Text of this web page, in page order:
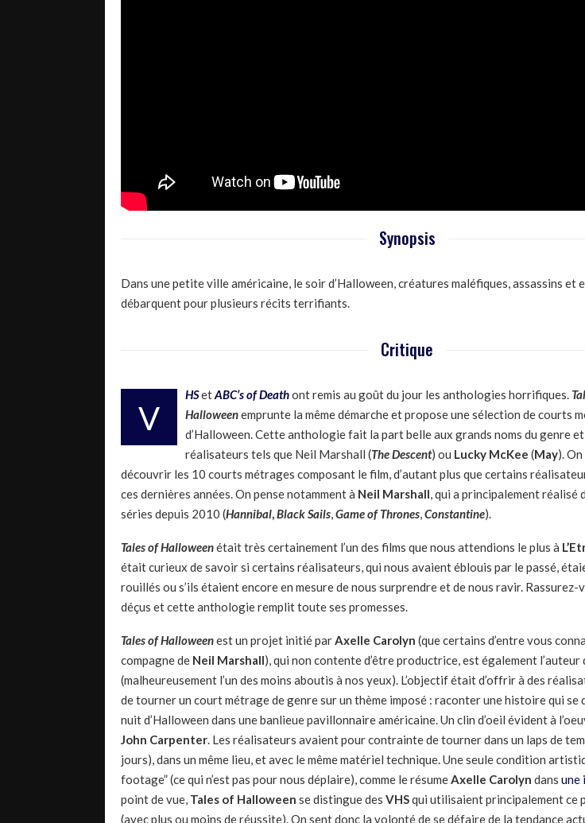
Synopsis
Dans une petite ville américaine, le soir d’Halloween, créatures maléfiques, assassins
débarquent pour plusieurs récits terrifiants.
Critique
V
HSetABC’s of Deathont remis au goût du jour les anthologies horrifiques.
Halloweenemprunte la même démarche et propose une sélection de courts
d’Halloween. Cette anthologie fait la part belle aux grands noms du genre
réalisateurs tels que Neil Marshall (The Descent) ou Lucky McKee (May).
découvrir les 10 courts métrages composant le film, d’autant plus que certains
ces dernières années. On pense notamment à Neil Marshall, qui a principalement réalisé
séries depuis 2010 (Hannibal,Black Sails,Game of Thrones,Constantine).
Tales of Halloweenétait très certainement l’un des films que nous attendions le plus à
était curieux de savoir si certains réalisateurs, qui nous avaient éblouis par le passé,
rouillés ou s’ils étaient encore en mesure de nous surprendre et de nous ravir. Rassurez-
déçus et cette anthologie remplit toute ses promesses.
Tales of Halloweenest un projet initié parAxelle Carolyn (que certains d’entre vous
compagne de Neil Marshall), qui non contente d’être productrice, est également l’auteur
(malheureusement l’un des moins aboutis à nos yeux). L’objectif était d’offrir à des
de tourner un court métrage de genre sur un thème imposé : raconter une histoire qui se
nuit d’Halloween dans une banlieue pavillonnaire américaine. Un clin d’oeil évident à
John Carpenter. Les réalisateurs avaient pour contrainte de tourner dans un laps de
jours), dans un même lieu, et avec le même matériel technique. Une seule condition
footage” (ce qui n’est pas pour nous déplaire), comme le résumeAxelle Carolyn dans une
point de vue, Tales of Halloween se distingue des VHSqui utilisaient principalement ce
(avec plus ou moins de réussite). On sent donc la volonté de se défaire de la tendance